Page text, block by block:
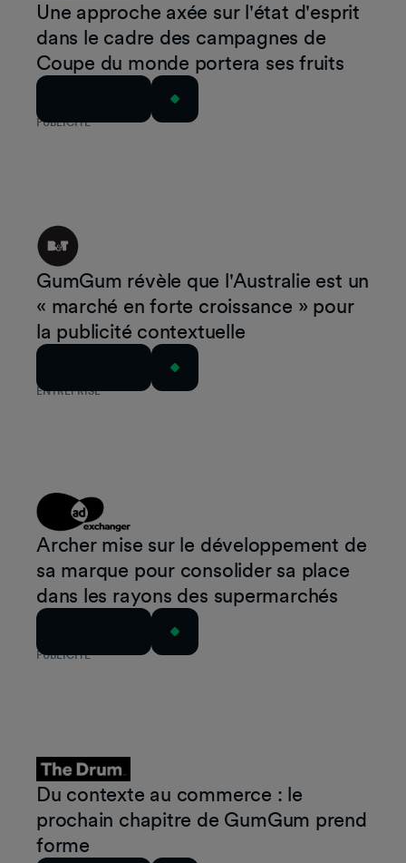
PUBLICITÉ
Une approche axée sur l'état d'esprit
dans le cadre des campagnes de
Coupe du monde portera ses fruits
ENTREPRISE
GumGum révèle que l'Australie est un
« marché en forte croissance » pour
la publicité contextuelle
PUBLICITÉ
Archer mise sur le développement de
sa marque pour consolider sa place
dans les rayons des supermarchés
Du contexte au commerce : le
prochain chapitre de GumGum prend
forme